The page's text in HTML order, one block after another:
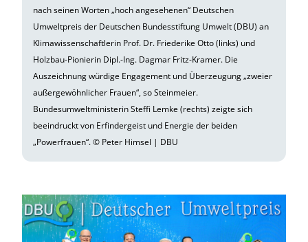
nach seinen Worten „hoch angesehenen“ Deutschen
Umweltpreis der Deutschen Bundesstiftung Umwelt (DBU) an
Klimawissenschaftlerin Prof. Dr. Friederike Otto (links) und
Holzbau-Pionierin Dipl.-Ing. Dagmar Fritz-Kramer. Die
Auszeichnung würdige Engagement und Überzeugung „zweier
außergewöhnlicher Frauen“, so Steinmeier.
Bundesumweltministerin Steffi Lemke (rechts) zeigte sich
beeindruckt von Erfindergeist und Energie der beiden
„Powerfrauen“. © Peter Himsel | DBU